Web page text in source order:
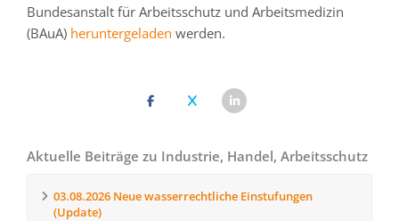
Bundesanstalt für Arbeitsschutz und Arbeitsmedizin
(BAuA) heruntergeladen werden.
Aktuelle Beiträge zu Industrie, Handel, Arbeitsschutz
03.08.2026 Neue wasserrechtliche Einstufungen
(Update)